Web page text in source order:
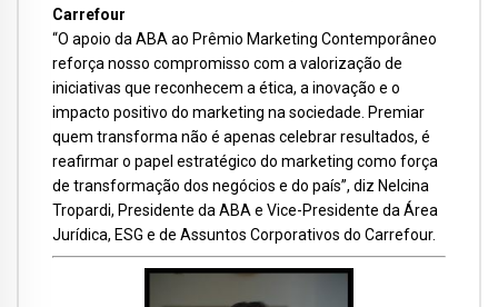
Carrefour
“O apoio da ABA ao Prêmio Marketing Contemporâneo
reforça nosso compromisso com a valorização de
iniciativas que reconhecem a ética, a inovação e o
impacto positivo do marketing na sociedade. Premiar
quem transforma não é apenas celebrar resultados, é
reafirmar o papel estratégico do marketing como força
de transformação dos negócios e do país”, diz Nelcina
Tropardi, Presidente da ABA e Vice-Presidente da Área
Jurídica, ESG e de Assuntos Corporativos do Carrefour.